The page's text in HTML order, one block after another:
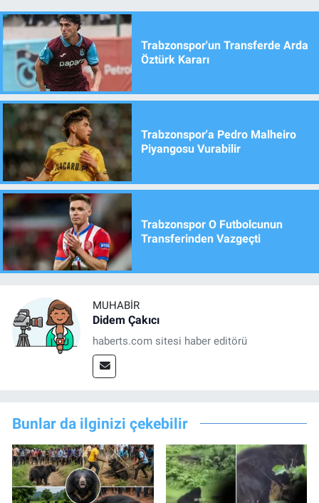
Trabzonspor'un Transferde Arda
Öztürk Kararı
Trabzonspor'a Pedro Malheiro
Piyangosu Vurabilir
Trabzonspor O Futbolcunun
Transferinden Vazgeçti
MUHABIR
Didem Çakıcı
haberts.com sitesi haber editörü
Bunlar da ilginizi çekebilir